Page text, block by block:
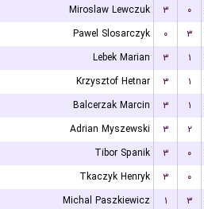
Miroslaw Lewczuk
۳ ۰
Pawel Slosarczyk
۰ ۳
Lebek Marian
۳ ۱
Krzysztof Hetnar
۳ ۱
Balcerzak Marcin
۳ ۱
Adrian Myszewski
۳ ۲
Tibor Spanik
۳ ۰
Tkaczyk Henryk
۳ ۰
Michal Paszkiewicz
۱ ۳